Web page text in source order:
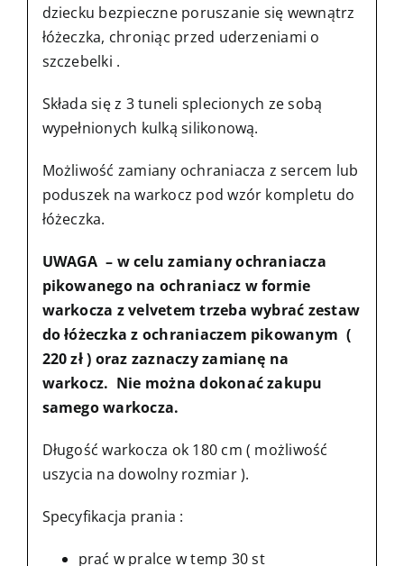
dziecku bezpieczne poruszanie się wewnątrz
łóżeczka, chroniąc przed uderzeniami o
szczebelki .
Składa się z 3 tuneli splecionych ze sobą
wypełnionych kulką silikonową.
Możliwość zamiany ochraniacza z sercem lub
poduszek na warkocz pod wzór kompletu do
łóżeczka.
UWAGA – w celu zamiany ochraniacza
pikowanego na ochraniacz w formie
warkocza z velvetem trzeba wybrać zestaw
do łóżeczka z ochraniaczem pikowanym (
220 zł ) oraz zaznaczy zamianę na
warkocz. Nie można dokonać zakupu
samego warkocza.
Długość warkocza ok 180 cm ( możliwość
uszycia na dowolny rozmiar ).
Specyfikacja prania :
prać w pralce w temp 30 st